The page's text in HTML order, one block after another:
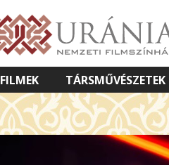
FILMEK TÁRSMŰVÉSZETEK
VETÍTETT KÉPES ELŐADÁSOK